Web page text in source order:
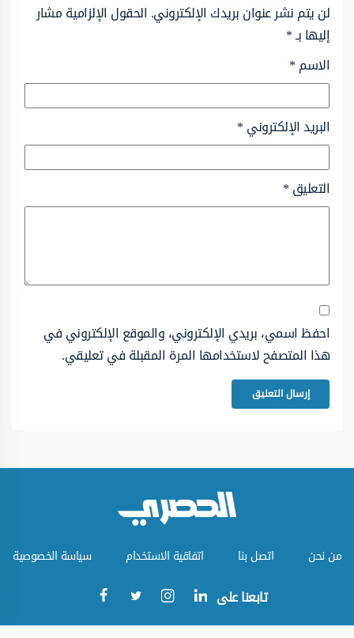
لن يتم نشر عنوان بريدك الإلكتروني. الحقول الإلزامية مشار
إليها بـ*
الاسم*
البريد الإلكتروني*
التعليق*
احفظ اسمي، بريدي الإلكتروني، والموقع الإلكتروني في
هذا المتصفح لاستخدامها المرة المقبلة في تعليقي.
من نحن اتصل بنا اتفاقية الاستخدام سياسة الخصوصية
تابعنا على